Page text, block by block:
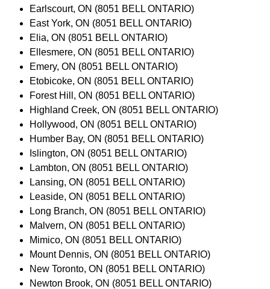
Earlscourt, ON (8051 BELL ONTARIO)
East York, ON (8051 BELL ONTARIO)
Elia, ON (8051 BELL ONTARIO)
Ellesmere, ON (8051 BELL ONTARIO)
Emery, ON (8051 BELL ONTARIO)
Etobicoke, ON (8051 BELL ONTARIO)
Forest Hill, ON (8051 BELL ONTARIO)
Highland Creek, ON (8051 BELL ONTARIO)
Hollywood, ON (8051 BELL ONTARIO)
Humber Bay, ON (8051 BELL ONTARIO)
Islington, ON (8051 BELL ONTARIO)
Lambton, ON (8051 BELL ONTARIO)
Lansing, ON (8051 BELL ONTARIO)
Leaside, ON (8051 BELL ONTARIO)
Long Branch, ON (8051 BELL ONTARIO)
Malvern, ON (8051 BELL ONTARIO)
Mimico, ON (8051 BELL ONTARIO)
Mount Dennis, ON (8051 BELL ONTARIO)
New Toronto, ON (8051 BELL ONTARIO)
Newton Brook, ON (8051 BELL ONTARIO)